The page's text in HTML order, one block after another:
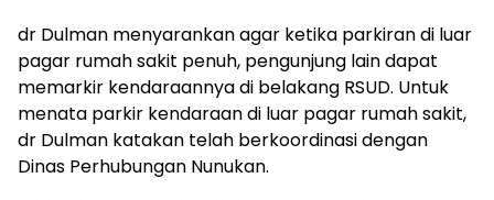
dr Dulman menyarankan agar ketika parkiran di luar
pagar rumah sakit penuh, pengunjung lain dapat
memarkir kendaraannya di belakang RSUD. Untuk
menata parkir kendaraan di luar pagar rumah sakit,
dr Dulman katakan telah berkoordinasi dengan
Dinas Perhubungan Nunukan.